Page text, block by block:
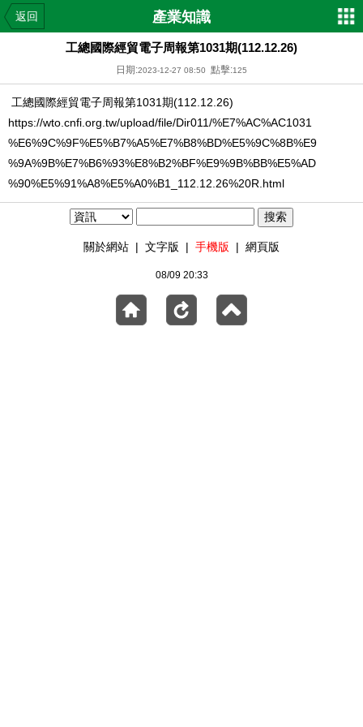
返回 產業知識
工總國際經貿電子周報第1031期(112.12.26)
日期:2023-12-27 08:50 點擊:125
工總國際經貿電子周報第1031期(112.12.26)
https://wto.cnfi.org.tw/upload/file/Dir011/%E7%AC%AC1031
%E6%9C%9F%E5%B7%A5%E7%B8%BD%E5%9C%8B%E9
%9A%9B%E7%B6%93%E8%B2%BF%E9%9B%BB%E5%AD
%90%E5%91%A8%E5%A0%B1_112.12.26%20R.html
關於網站 | 文字版 | 手機版 | 網頁版
08/09 20:33